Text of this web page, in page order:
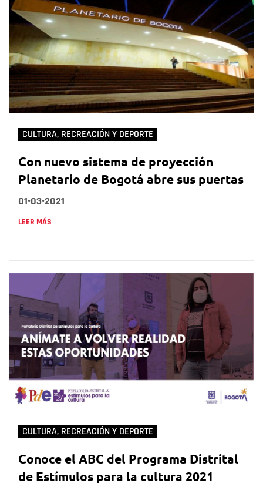
CULTURA, RECREACIÓN Y DEPORTE
Con nuevo sistema de proyección
Planetario de Bogotá abre sus puertas
01•03•2021
LEER MÁS
CULTURA, RECREACIÓN Y DEPORTE
Conoce el ABC del Programa Distrital
de Estímulos para la cultura 2021